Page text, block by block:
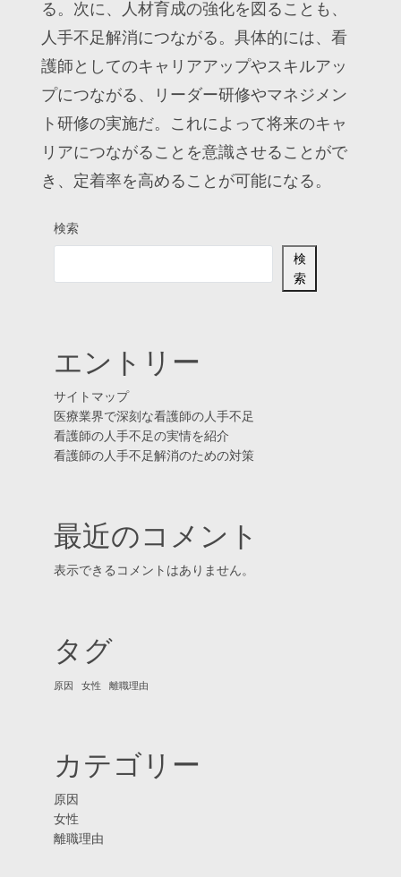
る。次に、人材育成の強化を図ることも、
人手不足解消につながる。具体的には、看
護師としてのキャリアアップやスキルアッ
プにつながる、リーダー研修やマネジメン
ト研修の実施だ。これによって将来のキャ
リアにつながることを意識させることがで
き、定着率を高めることが可能になる。
検索
検
索
エントリー
サイトマップ
医療業界で深刻な看護師の人手不足
看護師の人手不足の実情を紹介
看護師の人手不足解消のための対策
最近のコメント
表示できるコメントはありません。
タグ
原因 女性 離職理由
カテゴリー
原因
女性
離職理由